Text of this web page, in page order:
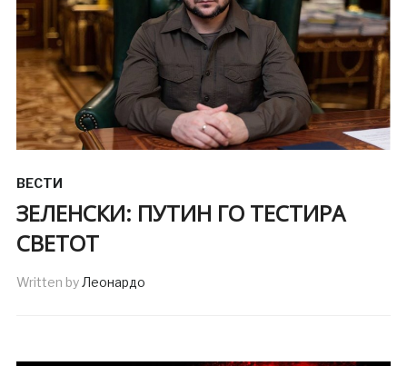
ВЕСТИ
ЗЕЛЕНСКИ: ПУТИН ГО ТЕСТИРА
СВЕТОТ
Written byЛеонардо